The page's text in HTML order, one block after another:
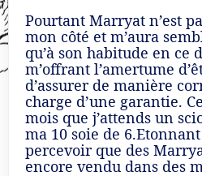
Pourtant Marryat n’est
mon côté et m’aura
qu’à son habitude en ce
m’offrant l’amertume
d’assurer de manière
charge d’une garantie.
mois que j’attends un
ma 10 soie de
percevoir que des
encore vendu dans des